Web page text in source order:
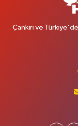
Çankırı ve